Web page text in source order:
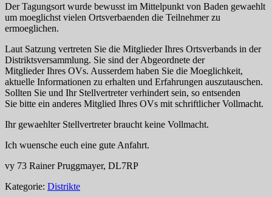
Der Tagungsort wurde bewusst im Mittelpunkt von Baden gewaehlt
um moeglichst vielen Ortsverbaenden die Teilnehmer zu
ermoeglichen.
Laut Satzung vertreten Sie die Mitglieder Ihres Ortsverbands in der
Distriktsversammlung. Sie sind der Abgeordnete der
Mitglieder Ihres OVs. Ausserdem haben Sie die Moeglichkeit,
aktuelle Informationen zu erhalten und Erfahrungen auszutauschen.
Sollten Sie und Ihr Stellvertreter verhindert sein, so entsenden
Sie bitte ein anderes Mitglied Ihres OVs mit schriftlicher Vollmacht.
Ihr gewaehlter Stellvertreter braucht keine Vollmacht.
Ich wuensche euch eine gute Anfahrt.
vy 73 Rainer Pruggmayer, DL7RP
Kategorie: Distrikte